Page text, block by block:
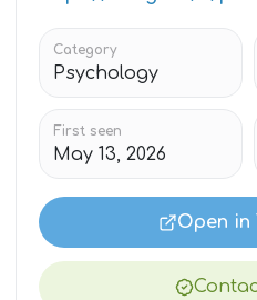
Category
Psychology
First seen
May 13, 2026
Open in